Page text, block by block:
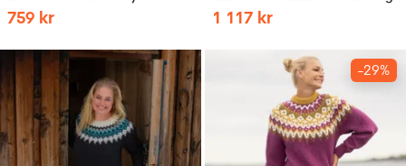
759 kr 1 117 kr
-29%